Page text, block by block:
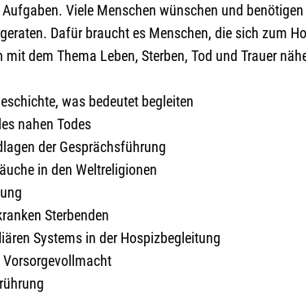
Viele Menschen wünschen und
Dafür braucht es Menschen, die sich zum
dem Thema Leben, Sterben, Tod und Trauer
was bedeutet begleiten
nahen Todes
der Gesprächsführung
in den Weltreligionen
Sterbenden
Systems in der Hospizbegleitung